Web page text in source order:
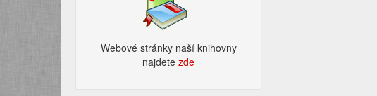
Webové stránky naší knihovny
najdetezde​